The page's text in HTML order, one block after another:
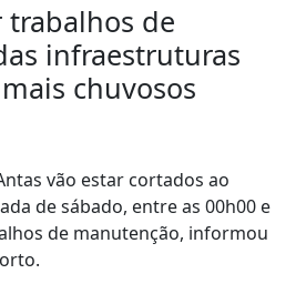
trabalhos de
infraestruturas
chuvosos
vão estar cortados ao
de sábado, entre as 00h00 e
de manutenção, informou